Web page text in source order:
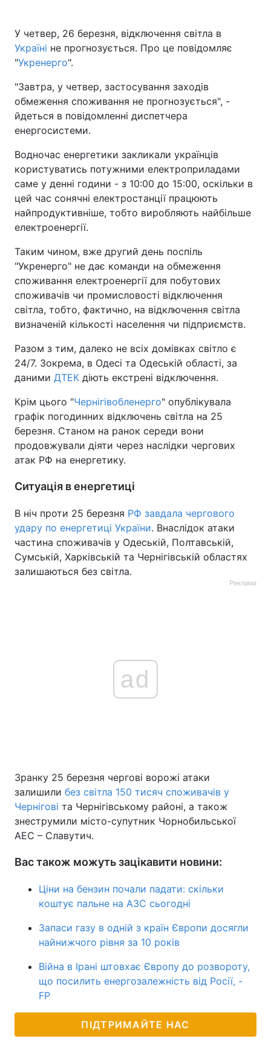
У четвер, 26 березня, відключення світла в
Україні не прогнозується. Про це повідомляє
"Укренерго".
"Завтра, у четвер, застосування заходів
обмеження споживання не прогнозується", -
йдеться в повідомленні диспетчера
енергосистеми.
Водночас енергетики закликали українців
користуватись потужними електроприладами
саме у денні години - з 10:00 до 15:00, оскільки в
цей час сонячні електростанції працюють
найпродуктивніше, тобто виробляють найбільше
електроенергії.
Таким чином, вже другий день поспіль
"Укренерго" не дає команди на обмеження
споживання електроенергії для побутових
споживачів чи промисловості відключення
світла, тобто, фактично, на відключення світла
визначеній кількості населення чи підприємств.
Разом з тим, далеко не всіх домівках світло є
24/7. Зокрема, в Одесі та Одеській області, за
даними ДТЕК діють екстрені відключення.
Крім цього "Чернігівобленерго" опублікувала
графік погодинних відключень світла на 25
березня. Станом на ранок середи вони
продовжували діяти через наслідки чергових
атак РФ на енергетику.
Ситуація в енергетиці
В ніч проти 25 березня РФ завдала чергового
удару по енергетиці України. Внаслідок атаки
частина споживачів у Одеській, Полтавській,
Сумській, Харківській та Чернігівській областях
залишаються без світла.
Реклама
ad
Зранку 25 березня чергові ворожі атаки
залишили без світла 150 тисяч споживачів у
Чернігові та Чернігівському районі, а також
знеструмили місто-супутник Чорнобильської
АЕС – Славутич.
Вас також можуть зацікавити новини:
Ціни на бензин почали падати: скільки
коштує пальне на АЗС сьогодні
Запаси газу в одній з країн Європи досягли
найнижчого рівня за 10 років
Війна в Ірані штовхає Європу до розвороту,
що посилить енергозалежність від Росії, -
FP
ПІДТРИМАЙТЕ НАС